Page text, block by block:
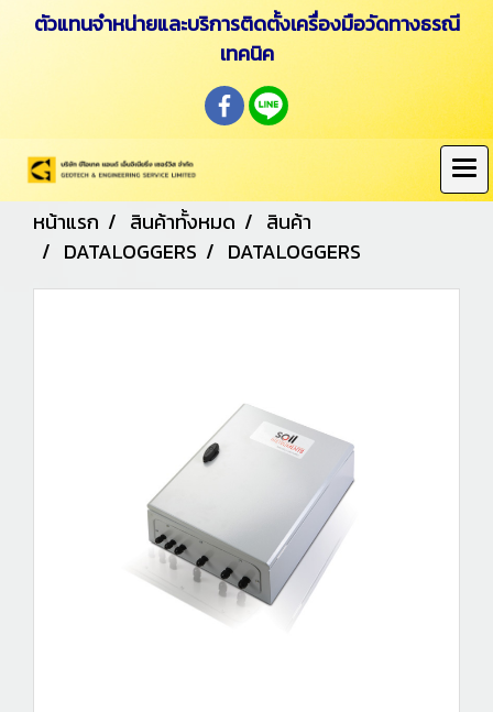
ตัวแทนจำหน่ายและบริการติดตั้งเครื่องมือวัดทางธรณี
เทคนิค
หน้าแรก สินค้าทั้งหมด
สินค้า
DATALOGGERS
DATALOGGERS